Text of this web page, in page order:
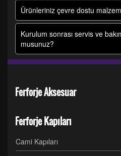
Ürünleriniz çevre dostu
Kurulum sonrası servis ve
musunuz?
Ferforje Aksesuar
Ferforje Kapıları
Cami Kapıları